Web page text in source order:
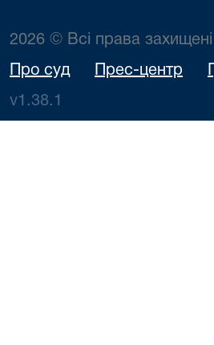
2026 © Всі права захищені
Про суд Прес-центр
v1.38.1